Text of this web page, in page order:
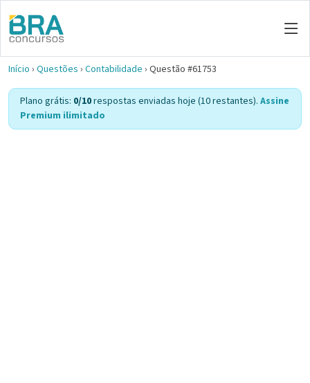
Início › Questões › Contabilidade › Questão #61753
Plano grátis: 0/10respostas enviadas hoje (10 restantes). Assine
Premium ilimitado